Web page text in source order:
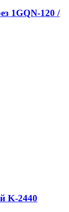
1GQN-120 /
K-2440